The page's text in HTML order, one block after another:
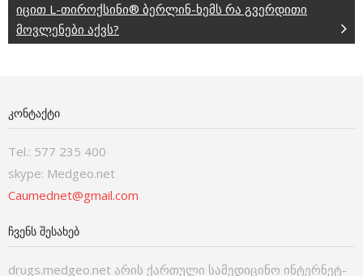
იცით L-თიროქსინი® ბერლინ-ხემს რა გვერდითი
მოვლენები აქვს?
ᲙᲝᲜᲢᲐᲥᲢᲘ
Tel.: 577 235 400
skype: Medgeo.net
Caumednet@gmail.com
ᲩᲕᲔᲜᲡ ᲨᲔᲡᲐᲮᲔᲑ
drugs.medgeo.net არის ქართული სამედიცინო ინტერნეტ-